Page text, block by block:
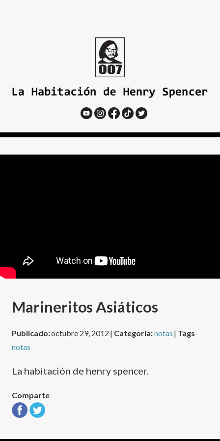
Marineritos Asiáticos
Publicado:octubre 29, 2012 | Categoría:notas | Tags
notas
La habitación de henry spencer.
Comparte